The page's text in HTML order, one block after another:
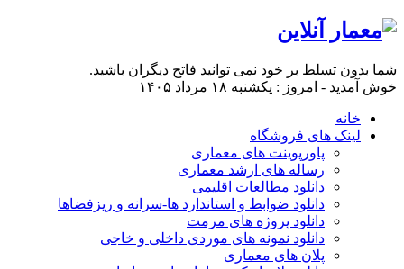
شما بدون تسلط بر خود نمی توانید فاتح دیگران باشید.
خوش آمدید - امروز : یکشنبه ۱۸ مرداد ۱۴۰۵
خانه
لینک های فروشگاه
پاورپوینت های معماری
رساله های ارشد معماری
دانلود مطالعات اقلیمی
دانلود ضوابط و استاندارد ها-سرانه و ریزفضاها
دانلود پروژه های مرمت
دانلود نمونه های موردی داخلی و خاجی
پلان های معماری